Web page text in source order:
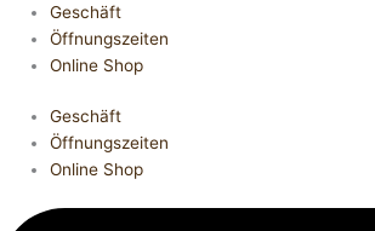
Geschäft
Öffnungszeiten
Online Shop
Geschäft
Öffnungszeiten
Online Shop